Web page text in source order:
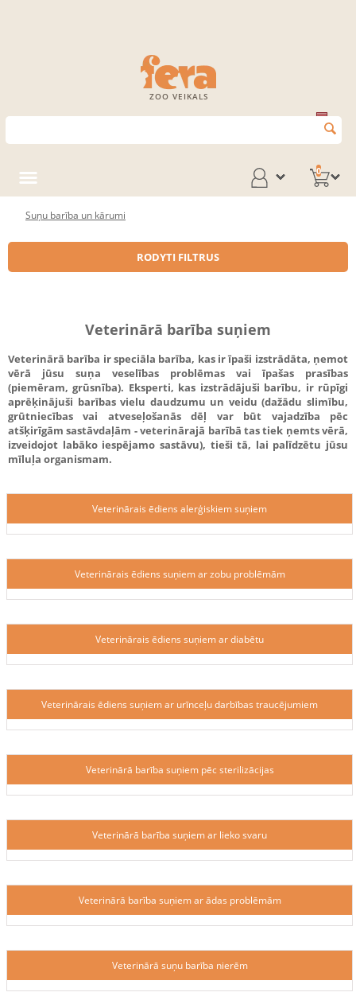
ZOO VEIKALS
0
Suņu barība un kārumi
RODYTI FILTRUS
Veterinārā barība suņiem
Veterinārā barība ir speciāla barība, kas ir īpaši izstrādāta, ņemot
vērā jūsu suņa veselības problēmas vai īpašas prasības
(piemēram, grūsnība). Eksperti, kas izstrādājuši barību, ir rūpīgi
aprēķinājuši barības vielu daudzumu un veidu (dažādu slimību,
grūtniecības vai atveseļošanās dēļ var būt vajadzība pēc
atšķirīgām sastāvdaļām - veterinārajā barībā tas tiek ņemts vērā,
izveidojot labāko iespējamo sastāvu), tieši tā, lai palīdzētu jūsu
mīluļa organismam.
Veterinārais ēdiens alerģiskiem suņiem
Veterinārais ēdiens suņiem ar zobu problēmām
Veterinārais ēdiens suņiem ar diabētu
Veterinārais ēdiens suņiem ar urīnceļu darbības traucējumiem
Veterinārā barība suņiem pēc sterilizācijas
Veterinārā barība suņiem ar lieko svaru
Veterinārā barība suņiem ar ādas problēmām
Veterinārā suņu barība nierēm